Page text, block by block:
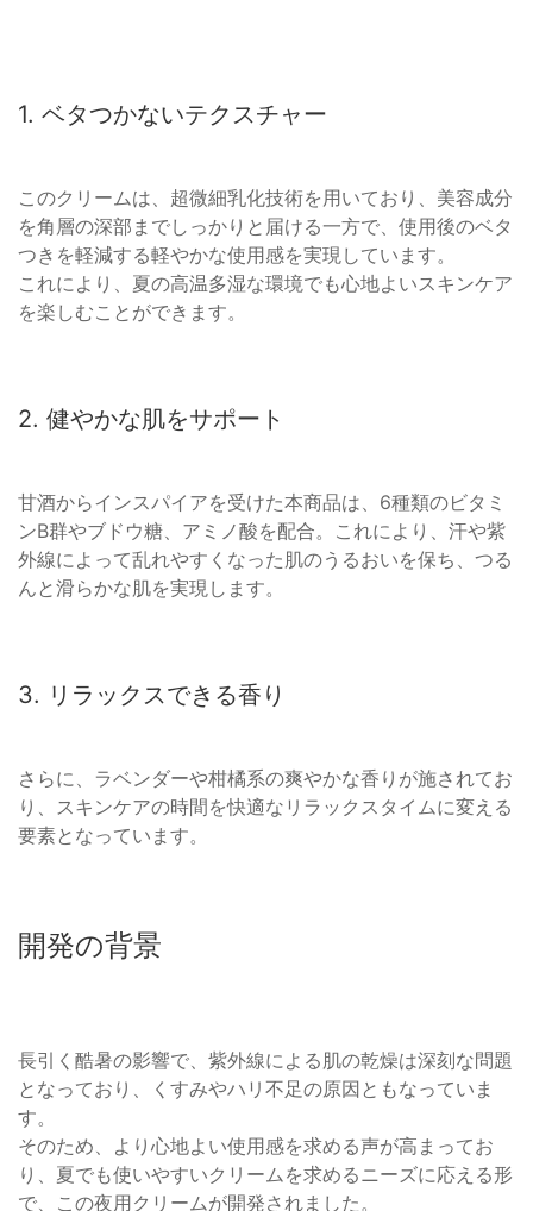
1. ベタつかないテクスチャー
このクリームは、超微細乳化技術を用いており、美容成分
を角層の深部までしっかりと届ける一方で、使用後のベタ
つきを軽減する軽やかな使用感を実現しています。
これにより、夏の高温多湿な環境でも心地よいスキンケア
を楽しむことができます。
2. 健やかな肌をサポート
甘酒からインスパイアを受けた本商品は、6種類のビタミ
ンB群やブドウ糖、アミノ酸を配合。これにより、汗や紫
外線によって乱れやすくなった肌のうるおいを保ち、つる
んと滑らかな肌を実現します。
3. リラックスできる香り
さらに、ラベンダーや柑橘系の爽やかな香りが施されてお
り、スキンケアの時間を快適なリラックスタイムに変える
要素となっています。
開発の背景
長引く酷暑の影響で、紫外線による肌の乾燥は深刻な問題
となっており、くすみやハリ不足の原因ともなっていま
す。
そのため、より心地よい使用感を求める声が高まってお
り、夏でも使いやすいクリームを求めるニーズに応える形
で、この夜用クリームが開発されました。